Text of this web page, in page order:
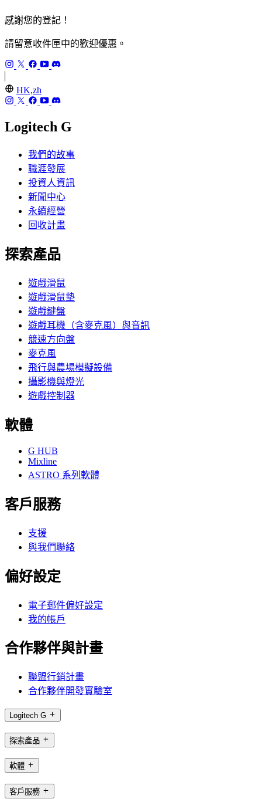
感謝您的登記！
請留意收件匣中的歡迎優惠。
HK,zh
Logitech G
我們的故事
職涯發展
投資人資訊
新聞中心
永續經營
回收計畫
探索產品
遊戲滑鼠
遊戲滑鼠墊
遊戲鍵盤
遊戲耳機（含麥克風）與音訊
競速方向盤
麥克風
飛行與農場模擬設備
攝影機與燈光
遊戲控制器
軟體
G HUB
Mixline
ASTRO 系列軟體
客戶服務
支援
與我們聯絡
偏好設定
電子郵件偏好設定
我的帳戶
合作夥伴與計畫
聯盟行銷計畫
合作夥伴開發實驗室
Logitech G
探索產品
軟體
客戶服務